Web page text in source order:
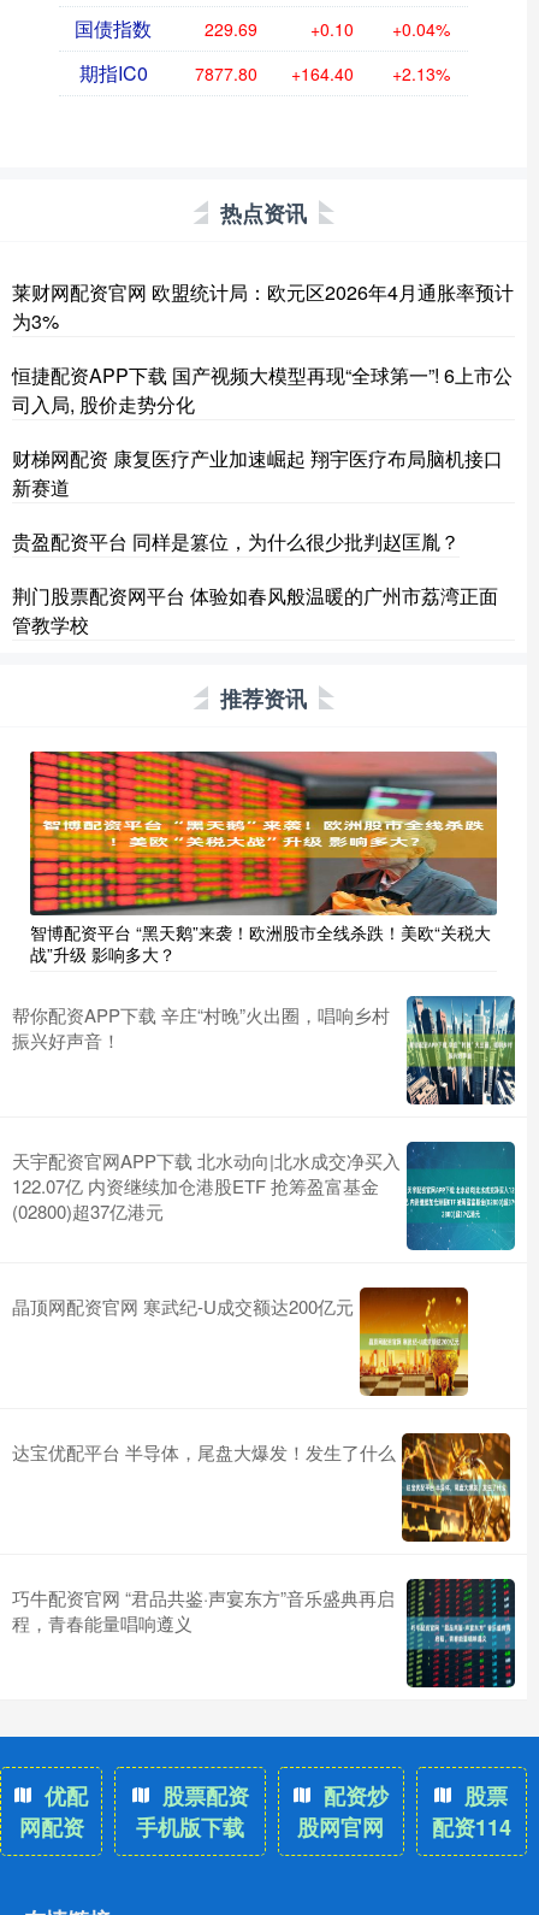
国债指数 229.69 +0.10 +0.04%
期指IC0 7877.80 +164.40 +2.13%
热点资讯
莱财网配资官网 欧盟统计局：欧元区2026年4月通胀率预计
为3%
恒捷配资APP下载 国产视频大模型再现“全球第一”! 6上市公
司入局, 股价走势分化
财梯网配资 康复医疗产业加速崛起 翔宇医疗布局脑机接口
新赛道
贵盈配资平台 同样是篡位，为什么很少批判赵匡胤？
荆门股票配资网平台 体验如春风般温暖的广州市荔湾正面
管教学校
推荐资讯
智博配资平台 “黑天鹅”来袭！欧洲股市全线杀跌！美欧“关税大
战”升级 影响多大？
帮你配资APP下载 辛庄“村晚”火出圈，唱响乡村
振兴好声音！
天宇配资官网APP下载 北水动向|北水成交净买入
122.07亿 内资继续加仓港股ETF 抢筹盈富基金
(02800)超37亿港元
晶顶网配资官网 寒武纪-U成交额达200亿元
达宝优配平台 半导体，尾盘大爆发！发生了什么
巧牛配资官网 “君品共鉴·声宴东方”音乐盛典再启
程，青春能量唱响遵义
优配
网配资
股票配资
手机版下载
配资炒
股网官网
股票
配资114